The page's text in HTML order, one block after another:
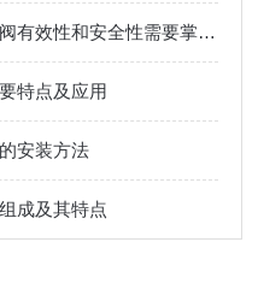
为了确保不锈钢卫生级隔膜阀有效性和安全性需要掌握哪些使用技巧？
特点及应用
安装方法
成及其特点